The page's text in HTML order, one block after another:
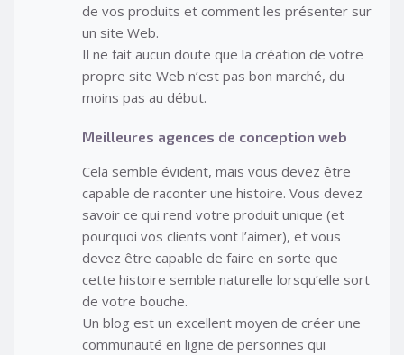
de vos produits et comment les présenter sur
un site Web.
Il ne fait aucun doute que la création de votre
propre site Web n’est pas bon marché, du
moins pas au début.
Meilleures agences de conception web
Cela semble évident, mais vous devez être
capable de raconter une histoire. Vous devez
savoir ce qui rend votre produit unique (et
pourquoi vos clients vont l’aimer), et vous
devez être capable de faire en sorte que
cette histoire semble naturelle lorsqu’elle sort
de votre bouche.
Un blog est un excellent moyen de créer une
communauté en ligne de personnes qui